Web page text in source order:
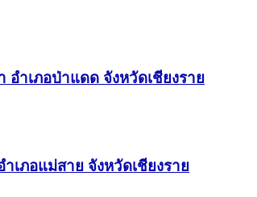
ำเภอป่าแดด จังหวัดเชียงราย
เภอแม่สาย จังหวัดเชียงราย